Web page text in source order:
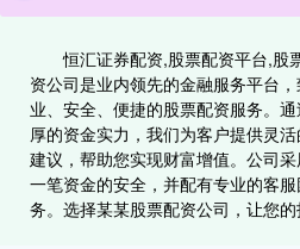
恒汇证券配资,股票配资平台,股
资公司是业内领先的金融服务平台
业、安全、便捷的股票配资服务。
厚的资金实力，我们为客户提供灵
建议，帮助您实现财富增值。公司
一笔资金的安全，并配有专业的客
务。选择某某股票配资公司，让您的